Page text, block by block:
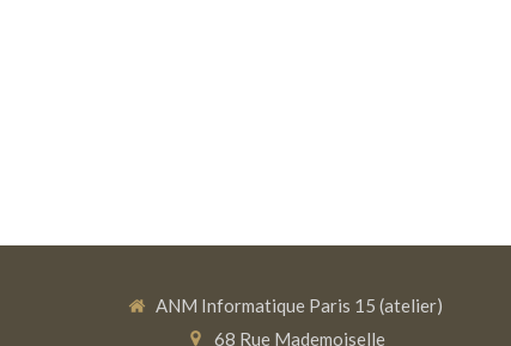
ANM Informatique Paris 15 (atelier)
68 Rue Mademoiselle